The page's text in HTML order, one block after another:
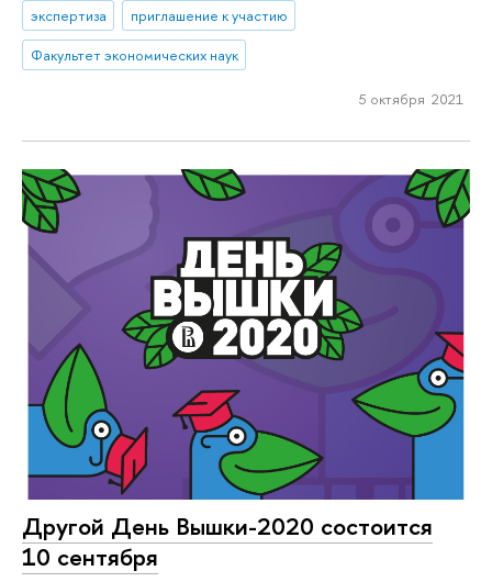
экспертиза
приглашение к участию
Факультет экономических наук
5 октября 2021
Другой День Вышки-2020 состоится
10 сентября